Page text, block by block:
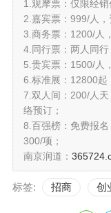
1.观摩票：仅限经销
2.嘉宾票：999/人，
3.商务票：1200/人
4.同行票：两人同行
5.贵宾票：1500/人
6.标准展：12800起
7.双人间：200/人
络预订；
8.百强榜：免费报
300/项；
南京润道：
标签: 招商 创